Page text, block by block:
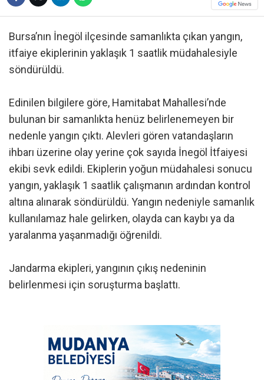
Bursa’nın İnegöl ilçesinde samanlıkta çıkan yangın,
itfaiye ekiplerinin yaklaşık 1 saatlik müdahalesiyle
söndürüldü.
Edinilen bilgilere göre, Hamitabat Mahallesi’nde
bulunan bir samanlıkta henüz belirlenemeyen bir
nedenle yangın çıktı. Alevleri gören vatandaşların
ihbarı üzerine olay yerine çok sayıda İnegöl İtfaiyesi
ekibi sevk edildi. Ekiplerin yoğun müdahalesi sonucu
yangın, yaklaşık 1 saatlik çalışmanın ardından kontrol
altına alınarak söndürüldü. Yangın nedeniyle samanlık
kullanılamaz hale gelirken, olayda can kaybı ya da
yaralanma yaşanmadığı öğrenildi.
Jandarma ekipleri, yangının çıkış nedeninin
belirlenmesi için soruşturma başlattı.